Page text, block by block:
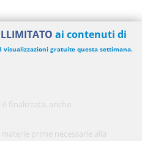
è finalizzata, anche
prime necessarie alla
ai contenuti di
visualizzazioni gratuite questa settimana.
ANNUALI
ora